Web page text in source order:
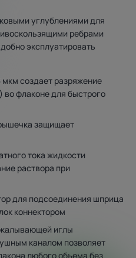
углублениями для
ребрами
эксплуатировать
создает разряжение
во флаконе для быстрого
защищает
тока жидкости
раствора при
для подсоединения шприца
коннектором
иглы
каналом позволяет
любого объема без